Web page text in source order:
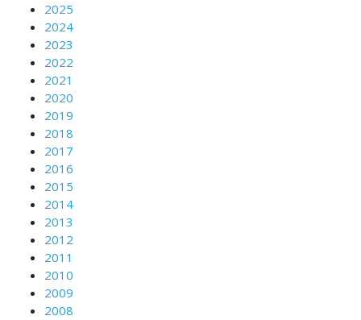
2025
2024
2023
2022
2021
2020
2019
2018
2017
2016
2015
2014
2013
2012
2011
2010
2009
2008